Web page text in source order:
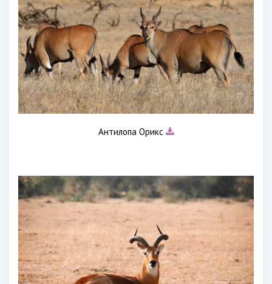
Антилопа Орикс